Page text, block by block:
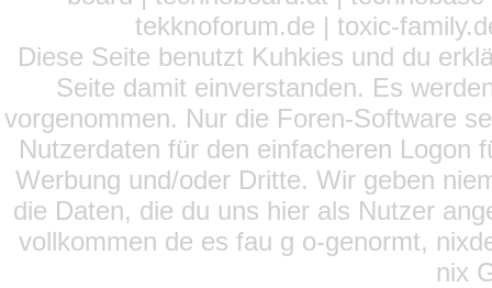
tekknoforum.de | toxic-
Diese Seite benutzt Kuhkies und du
Seite damit einverstanden. Es
vorgenommen. Nur die Foren-Software
Nutzerdaten für den einfacheren Logon
Werbung und/oder Dritte. Wir geben
die Daten, die du uns hier als Nutzer
vollkommen de es fau g o-genormt,
nix